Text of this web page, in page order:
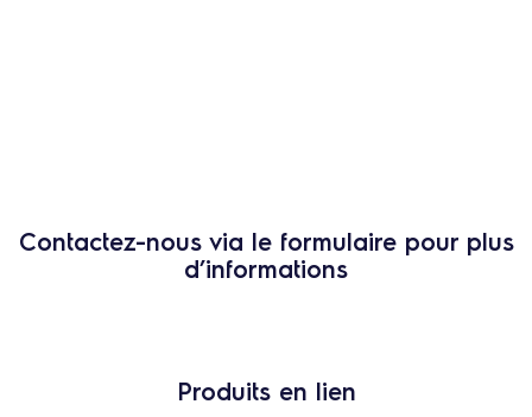
Contactez-nous via le formulaire pour plus
d’informations
Produits en lien